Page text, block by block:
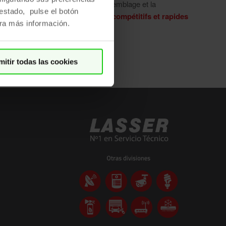
pulse el botón
más información.
todas las cookies
les coûts, à la fois pour l’assemblage et la
ce qui nous rend très
compétitifs et rapides
l’exécution des travaux.